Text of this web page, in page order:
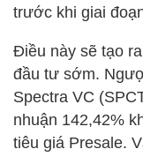
trước khi giai
Điều này sẽ tạo
đầu tư sớm.
Spectra VC
nhuận 142,42%
tiêu giá Presale.